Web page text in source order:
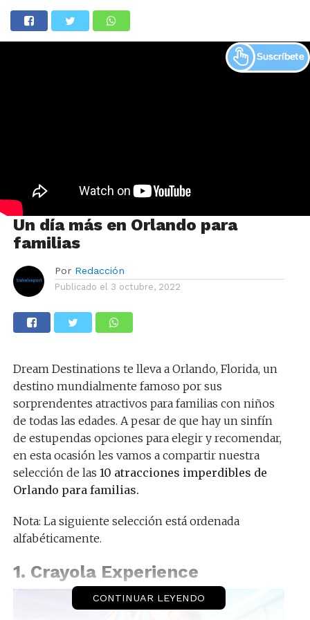
Un día más en Orlando para
familias
Por Redacción
Publicado el 3 octubre, 2022
Dream Destinations te lleva a Orlando, Florida, un
destino mundialmente famoso por sus
sorprendentes atractivos para familias con niños
de todas las edades. A pesar de que hay un sinfín
de estupendas opciones para elegir y recomendar,
en esta ocasión les vamos a compartir nuestra
selección de las 10 atracciones imperdibles de
Orlando para familias.
Nota: La siguiente selección está ordenada
alfabéticamente.
1. Crayola Experience
CONTINUAR LEYENDO